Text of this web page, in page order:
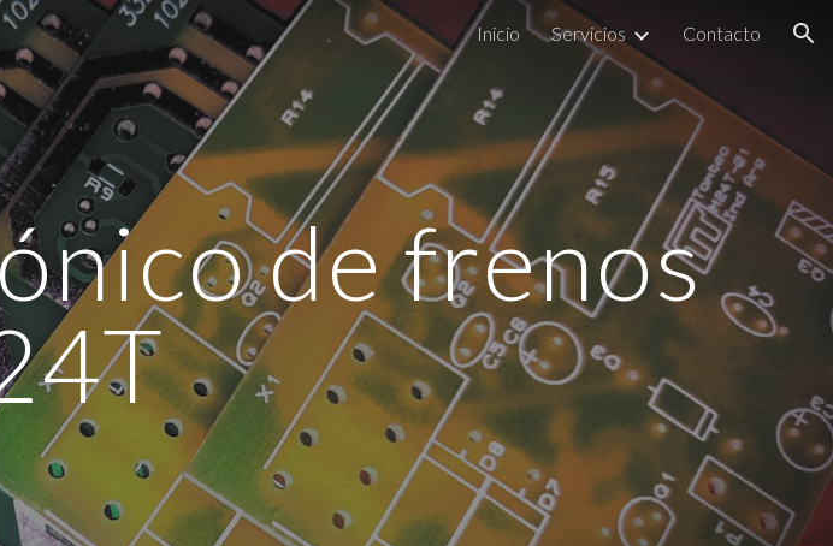
Skip to navigation Inicio Servicios Contacto
de frenos